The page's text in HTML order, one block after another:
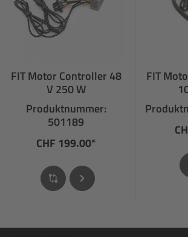
FIT Motor Controller 48
V 250 W
Produktnummer:
501189
CHF 199.00*
FIT